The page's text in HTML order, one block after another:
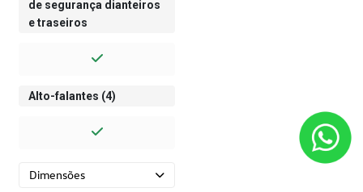
de segurança dianteiros
e traseiros
Alto-falantes (4)
Dimensões